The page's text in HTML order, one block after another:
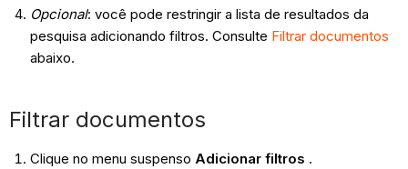
Opcional: você pode restringir a lista de resultados da
pesquisa adicionando filtros. Consulte Filtrar documentos
abaixo.
Filtrar documentos
Clique no menu suspenso Adicionar filtros .